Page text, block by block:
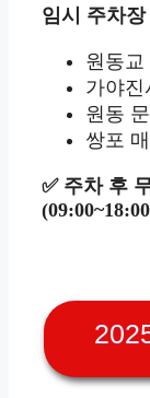
임시 주차장
원동교
가야진
원동
쌍포
✅ 주차 후